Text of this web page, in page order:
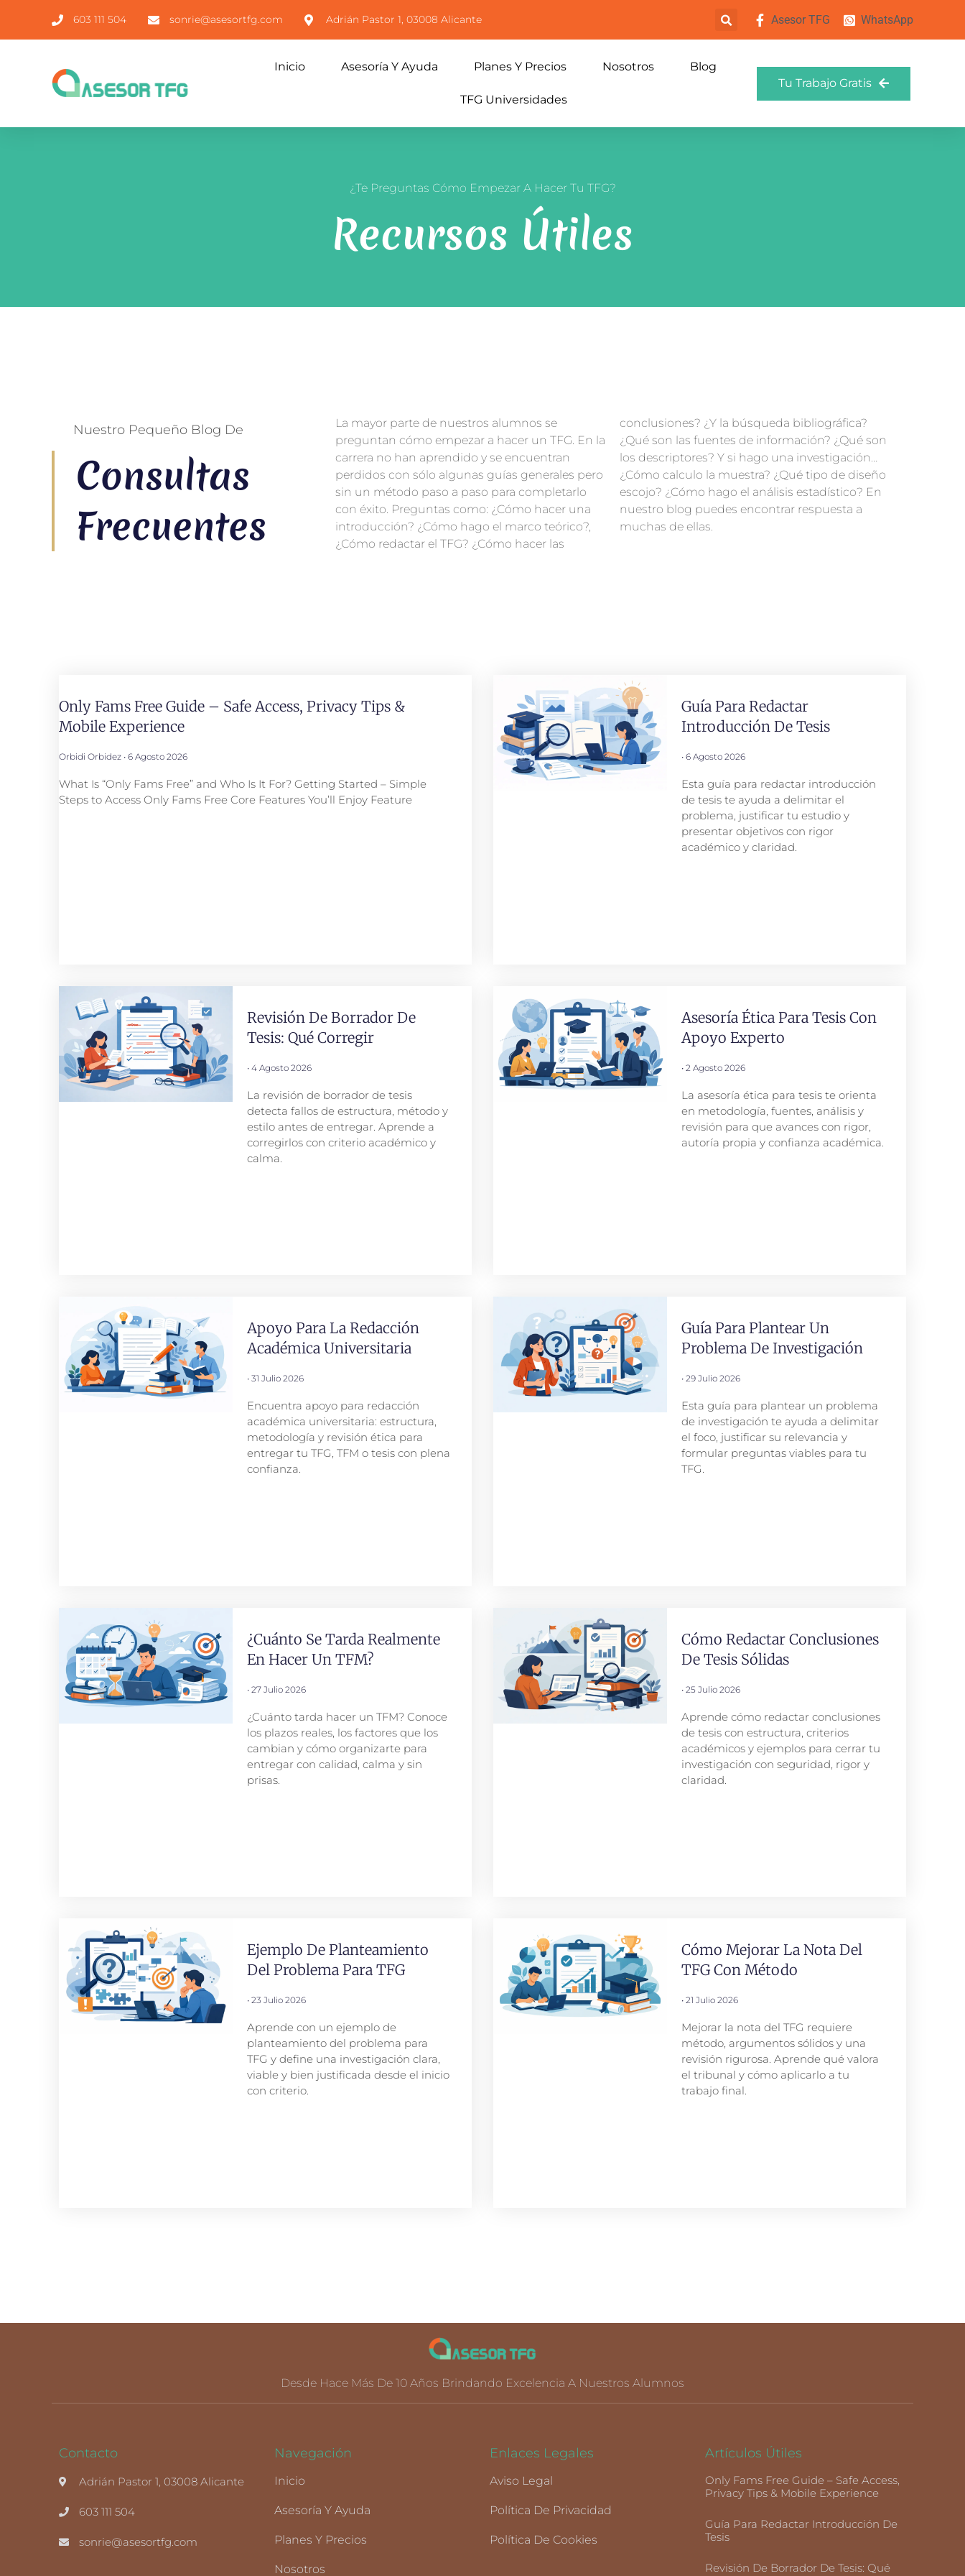
603 111 504 sonrie@asesortfg.com Adrián Pastor 1, 03008 Alicante Asesor TFG WhatsApp
Inicio Asesoría Y Ayuda Planes Y Precios Nosotros Blog
TFG Universidades
Tu Trabajo Gratis
¿Te Preguntas Cómo Empezar A Hacer Tu TFG?
Recursos Útiles
Nuestro Pequeño Blog De
Consultas
Frecuentes
La mayor parte de nuestros alumnos se
preguntan cómo empezar a hacer un TFG. En la
carrera no han aprendido y se encuentran
perdidos con sólo algunas guías generales pero
sin un método paso a paso para completarlo
con éxito. Preguntas como: ¿Cómo hacer una
introducción? ¿Cómo hago el marco teórico?,
¿Cómo redactar el TFG? ¿Cómo hacer las
conclusiones? ¿Y la búsqueda bibliográfica?
¿Qué son las fuentes de información? ¿Qué son
los descriptores? Y si hago una investigación…
¿Cómo calculo la muestra? ¿Qué tipo de diseño
escojo? ¿Cómo hago el análisis estadístico? En
nuestro blog puedes encontrar respuesta a
muchas de ellas.
Only Fams Free Guide – Safe Access, Privacy Tips &
Mobile Experience
Orbidi Orbidez 6 Agosto 2026
What Is “Only Fams Free” and Who Is It For? Getting Started – Simple
Steps to Access Only Fams Free Core Features You’ll Enjoy Feature
Guía Para Redactar
Introducción De Tesis
6 Agosto 2026
Esta guía para redactar introducción
de tesis te ayuda a delimitar el
problema, justificar tu estudio y
presentar objetivos con rigor
académico y claridad.
Revisión De Borrador De
Tesis: Qué Corregir
4 Agosto 2026
La revisión de borrador de tesis
detecta fallos de estructura, método y
estilo antes de entregar. Aprende a
corregirlos con criterio académico y
calma.
Asesoría Ética Para Tesis Con
Apoyo Experto
2 Agosto 2026
La asesoría ética para tesis te orienta
en metodología, fuentes, análisis y
revisión para que avances con rigor,
autoría propia y confianza académica.
Apoyo Para La Redacción
Académica Universitaria
31 Julio 2026
Encuentra apoyo para redacción
académica universitaria: estructura,
metodología y revisión ética para
entregar tu TFG, TFM o tesis con plena
confianza.
Guía Para Plantear Un
Problema De Investigación
29 Julio 2026
Esta guía para plantear un problema
de investigación te ayuda a delimitar
el foco, justificar su relevancia y
formular preguntas viables para tu
TFG.
¿Cuánto Se Tarda Realmente
En Hacer Un TFM?
27 Julio 2026
¿Cuánto tarda hacer un TFM? Conoce
los plazos reales, los factores que los
cambian y cómo organizarte para
entregar con calidad, calma y sin
prisas.
Cómo Redactar Conclusiones
De Tesis Sólidas
25 Julio 2026
Aprende cómo redactar conclusiones
de tesis con estructura, criterios
académicos y ejemplos para cerrar tu
investigación con seguridad, rigor y
claridad.
Ejemplo De Planteamiento
Del Problema Para TFG
23 Julio 2026
Aprende con un ejemplo de
planteamiento del problema para
TFG y define una investigación clara,
viable y bien justificada desde el inicio
con criterio.
Cómo Mejorar La Nota Del
TFG Con Método
21 Julio 2026
Mejorar la nota del TFG requiere
método, argumentos sólidos y una
revisión rigurosa. Aprende qué valora
el tribunal y cómo aplicarlo a tu
trabajo final.
Desde Hace Más De 10 Años Brindando Excelencia A Nuestros Alumnos
Contacto
Adrián Pastor 1, 03008 Alicante
603 111 504
sonrie@asesortfg.com
Navegación
Inicio
Asesoría Y Ayuda
Planes Y Precios
Nosotros
Enlaces Legales
Aviso Legal
Política De Privacidad
Política De Cookies
Artículos Útiles
Only Fams Free Guide – Safe Access,
Privacy Tips & Mobile Experience
Guía Para Redactar Introducción De
Tesis
Revisión De Borrador De Tesis: Qué